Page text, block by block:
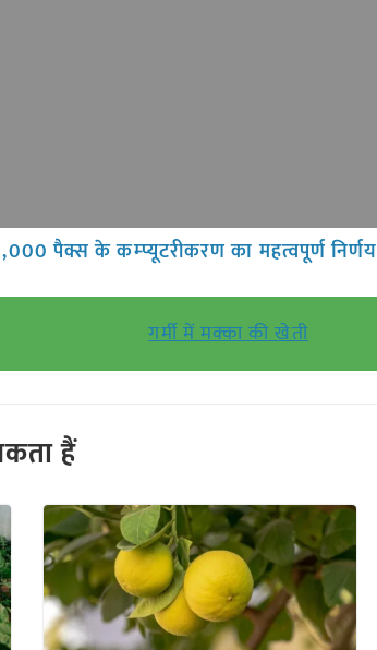
पैक्स के कम्प्यूटरीकरण का महत्वपूर्ण निर्णय
गर्मी में मक्का की खेती
हैं